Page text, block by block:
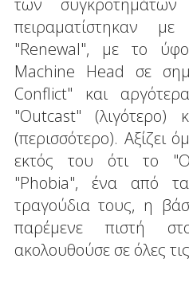
πειραματίστηκαν
"Renewal", με το
Machine Head σε
Conflict" και
"Outcast" (λιγότερο)
(περισσότερο). Αξίζει
εκτός του ότι το
"Phobia", ένα από
τραγούδια τους, η
παρέμενε πιστή
ακολουθούσε σε όλες